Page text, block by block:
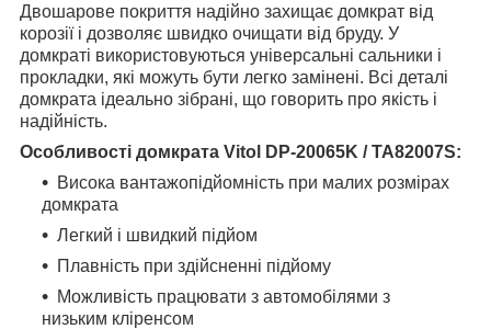
Двошарове покриття надійно захищає домкрат від
корозії і дозволяє швидко очищати від бруду. У
домкраті використовуються універсальні сальники і
прокладки, які можуть бути легко замінені. Всі деталі
домкрата ідеально зібрані, що говорить про якість і
надійність.
Особливості домкрата Vitol DP-20065K / TA82007S:
Висока вантажопідйомність при малих розмірах
домкрата
Легкий і швидкий підйом
Плавність при здійсненні підйому
Можливість працювати з автомобілями з
низьким кліренсом